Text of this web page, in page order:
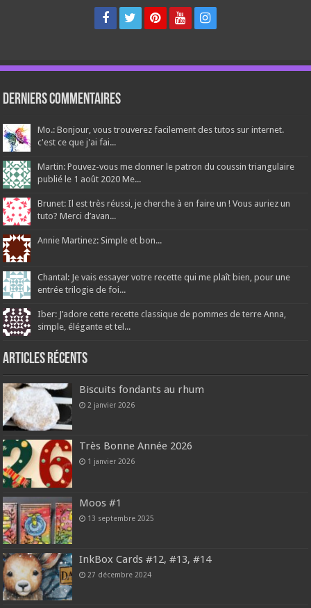
Derniers Commentaires
Mo.: Bonjour, vous trouverez facilement des tutos sur internet.
c'est ce que j'ai fai...
Martin: Pouvez-vous me donner le patron du coussin triangulaire
publié le 1 août 2020 Me...
Brunet: Il est très réussi, je cherche à en faire un ! Vous auriez un
tuto? Merci d’avan...
Annie Martinez: Simple et bon...
Chantal: Je vais essayer votre recette qui me plaît bien, pour une
entrée trilogie de foi...
Iber: J’adore cette recette classique de pommes de terre Anna,
simple, élégante et tel...
Articles récents
Biscuits fondants au rhum
2 janvier 2026
Très Bonne Année 2026
1 janvier 2026
Moos #1
13 septembre 2025
InkBox Cards #12, #13, #14
27 décembre 2024